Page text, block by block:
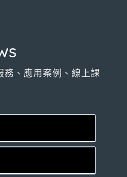
務、應用案例、線上課